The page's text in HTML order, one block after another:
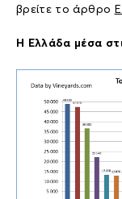
βρείτε το άρθρο
Η Ελλάδα μέσα